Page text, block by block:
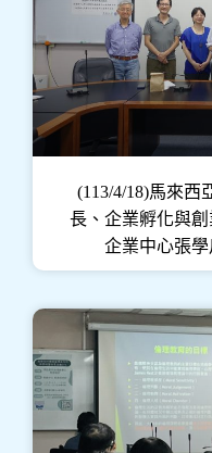
(113/4/18)馬來西
長、企業孵化與
企業中心張